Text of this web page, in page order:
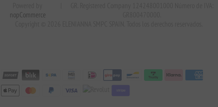
nopCommerce